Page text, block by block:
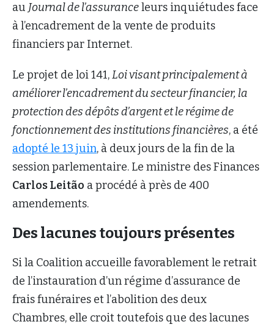
au Journal de l’assuranceleurs inquiétudes face
à l’encadrement de la vente de produits
financiers par Internet.
Le projet de loi 141,Loi visant principalement à
améliorer l’encadrement du secteur financier, la
protection des dépôts d’argent et le régime de
fonctionnement des institutions financières, a été
adopté le 13 juin, à deux jours de la fin de la
session parlementaire. Le ministre des Finances
Carlos Leitão a procédé à près de 400
amendements.
Des lacunes toujours présentes
Si la Coalition accueille favorablement le retrait
de l’instauration d’un régime d’assurance de
frais funéraires et l’abolition des deux
Chambres, elle croit toutefois que des lacunes